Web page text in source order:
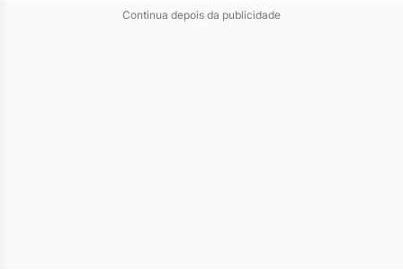
Continua depois da publicidade